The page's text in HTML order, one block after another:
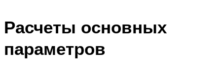
Расчеты основных
параметров